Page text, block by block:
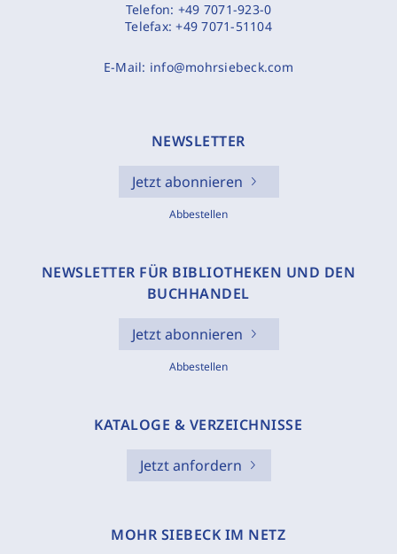
Telefon: +49 7071-923-0
Telefax:+49 7071-51104
E-Mail: info@mohrsiebeck.com
NEWSLETTER
Jetzt abonnieren
Abbestellen
NEWSLETTER FÜR BIBLIOTHEKEN UND DEN
BUCHHANDEL
Jetzt abonnieren
Abbestellen
KATALOGE & VERZEICHNISSE
Jetzt anfordern
MOHR SIEBECK IM NETZ